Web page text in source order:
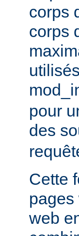
corps
corps
pour
des
Cette
web